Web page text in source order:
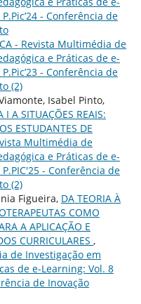
- Conferência de
- Revista Multimédia de
e Práticas de e-
- Conferência de
(2)
Isabel Pinto,
A SITUAÇÕES REAIS:
ESTUDANTES DE
Multimédia de
e Práticas de e-
- Conferência de
(2)
Figueira, DA TEORIA À
COMO
A APLICAÇÃO E
CURRICULARES ,
de Investigação em
de e-Learning: Vol. 8
de Inovação